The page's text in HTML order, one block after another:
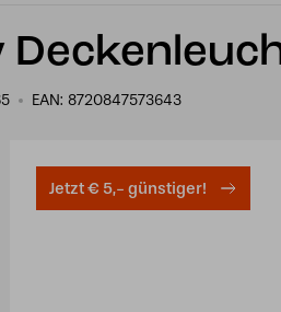
EAN: 8720847573643
Jetzt € 5,- günstiger!